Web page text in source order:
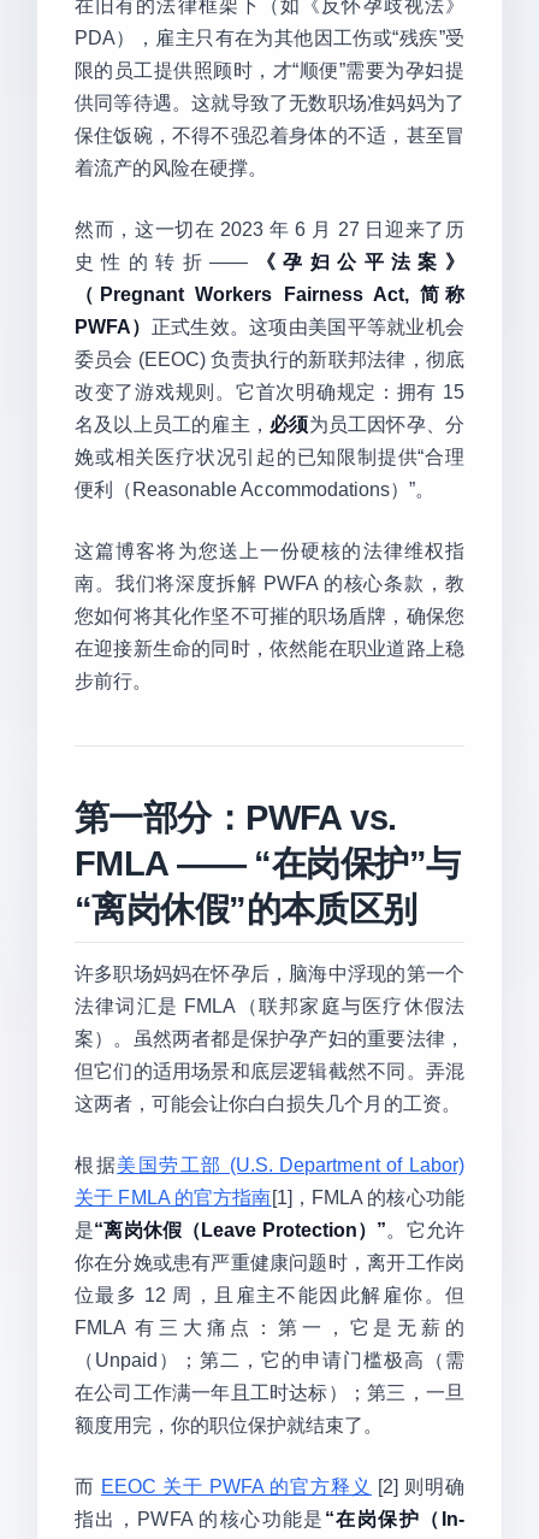
在旧有的法律框架下（如《反怀孕歧视法》
PDA），雇主只有在为其他因工伤或“残疾”受
限的员工提供照顾时，才“顺便”需要为孕妇提
供同等待遇。这就导致了无数职场准妈妈为了
保住饭碗，不得不强忍着身体的不适，甚至冒
着流产的风险在硬撑。
然而，这一切在 2023 年 6 月 27 日迎来了历
史性的转折—— 《孕妇公平法案》
（Pregnant Workers Fairness Act, 简称
PWFA） 正式生效。这项由美国平等就业机会
委员会 (EEOC) 负责执行的新联邦法律，彻底
改变了游戏规则。它首次明确规定：拥有 15
名及以上员工的雇主， 必须为员工因怀孕、分
娩或相关医疗状况引起的已知限制提供“合理
便利（Reasonable Accommodations）”。
这篇博客将为您送上一份硬核的法律维权指
南。我们将深度拆解 PWFA 的核心条款，教
您如何将其化作坚不可摧的职场盾牌，确保您
在迎接新生命的同时，依然能在职业道路上稳
步前行。
第一部分：PWFA vs.
FMLA —— “在岗保护”与
“离岗休假”的本质区别
许多职场妈妈在怀孕后，脑海中浮现的第一个
法律词汇是 FMLA（联邦家庭与医疗休假法
案）。虽然两者都是保护孕产妇的重要法律，
但它们的适用场景和底层逻辑截然不同。弄混
这两者，可能会让你白白损失几个月的工资。
根据美国劳工部 (U.S. Department of Labor)
关于 FMLA 的官方指南[1]，FMLA 的核心功能
是“离岗休假（Leave Protection）”。它允许
你在分娩或患有严重健康问题时，离开工作岗
位最多 12 周，且雇主不能因此解雇你。但
FMLA 有三大痛点：第一，它是无薪的
（Unpaid）；第二，它的申请门槛极高（需
在公司工作满一年且工时达标）；第三，一旦
额度用完，你的职位保护就结束了。
而 EEOC 关于 PWFA 的官方释义
[2] 则明确
指出，PWFA 的核心功能是 “在岗保护（In-